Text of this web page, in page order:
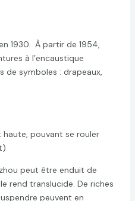
1930. À partir de 1954,
à l’encaustique
symboles : drapeaux,
pouvant se rouler
peut être enduit de
rend translucide. De riches
peuvent en